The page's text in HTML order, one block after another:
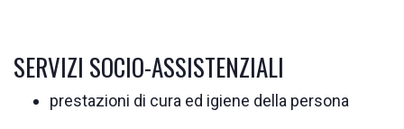
SERVIZI SOCIO-ASSISTENZIALI
prestazioni di cura ed igiene della persona